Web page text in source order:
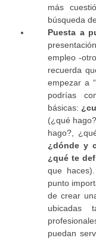
más
búsqueda
Puesta a
empleo -
recuerda
empezar a
podrías
básicas:
(¿qué
hago?,
¿dónde y
¿qué te
que
punto
de crear
puedan